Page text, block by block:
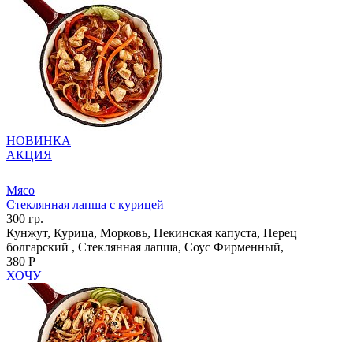
НОВИНКА
АКЦИЯ
Мясо
Стеклянная лапша с курицей
300 гр.
Кунжут, Курица, Морковь, Пекинская капуста, Перец
болгарский , Стеклянная лапша, Соус Фирменный,
380 Р
ХОЧУ